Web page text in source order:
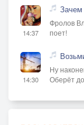
14:37
Зачем
Фролов
поет!
14:30
Ну
Оберёт